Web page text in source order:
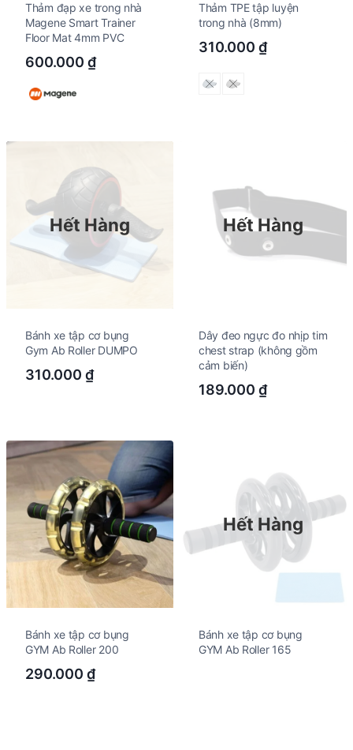
Thảm đạp xe trong nhà
Magene Smart Trainer
Floor Mat 4mm PVC
600.000 ₫
Thảm TPE tập luyện
trong nhà (8mm)
310.000 ₫
Hết Hàng
Bánh xe tập cơ bụng
Gym Ab Roller DUMPO
310.000 ₫
Hết Hàng
Dây đeo ngực đo nhịp tim
chest strap (không gồm
cảm biến)
189.000 ₫
Bánh xe tập cơ bụng
GYM Ab Roller 200
290.000 ₫
Hết Hàng
Bánh xe tập cơ bụng
GYM Ab Roller 165